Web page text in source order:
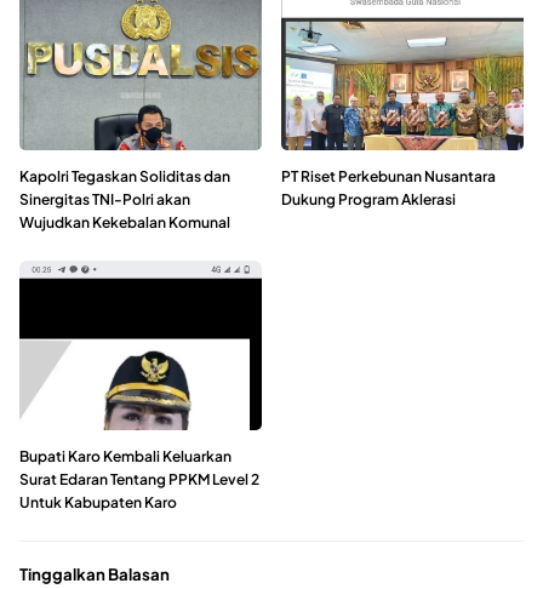
Kapolri Tegaskan Soliditas dan
Sinergitas TNI-Polri akan
Wujudkan Kekebalan Komunal
PT Riset Perkebunan Nusantara
Dukung Program Aklerasi
Bupati Karo Kembali Keluarkan
Surat Edaran Tentang PPKM Level 2
Untuk Kabupaten Karo
Tinggalkan Balasan